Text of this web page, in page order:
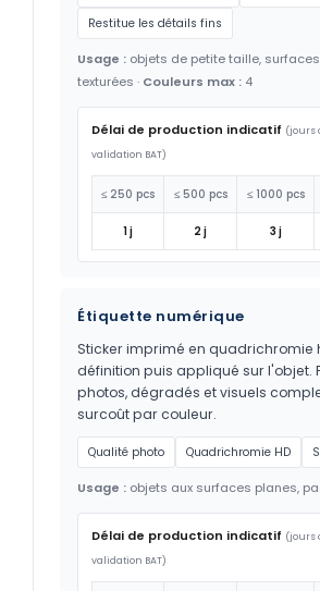
Restitue les détails fins
Usage : objets de petite taille,
texturées · Couleurs max : 4
Délai de production indicatif (jours
validation BAT)
≤ 250 pcs ≤ 500 pcs ≤ 1000 pcs
1 j 2 j 3 j
Étiquette numérique
Sticker imprimé en quadrichromie
définition puis appliqué sur l'objet.
photos, dégradés et visuels
surcoût par couleur.
Qualité photo Quadrichromie HD
Usage : objets aux surfaces planes,
Délai de production indicatif (jours
validation BAT)